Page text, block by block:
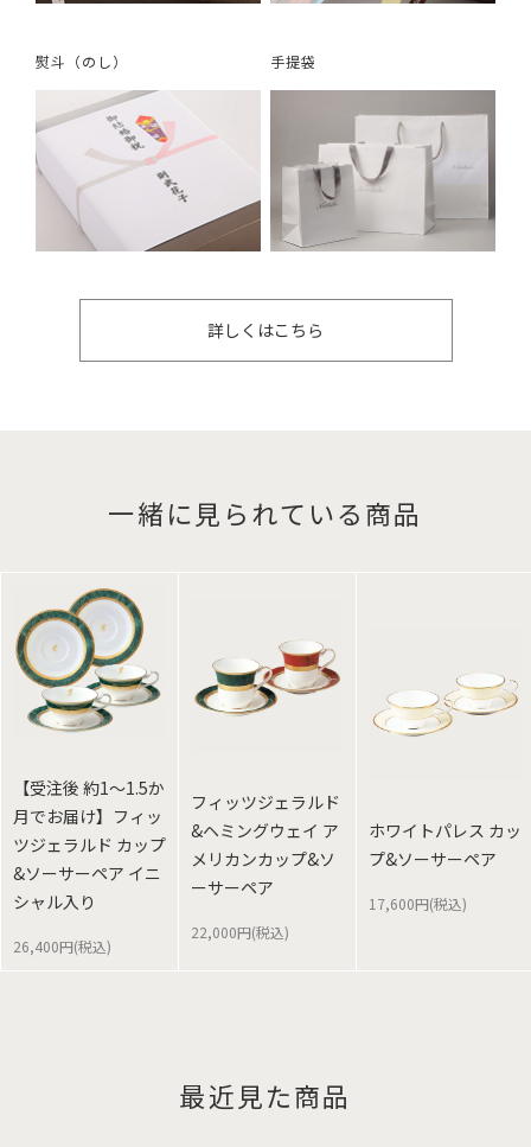
熨斗（のし） 手提袋
詳しくはこちら
一緒に見られている商品
【受注後 約1～1.5か
月でお届け】フィッ
ツジェラルド カップ
&ソーサーペア イニ
シャル入り
26,400円(税込)
フィッツジェラルド
&ヘミングウェイ ア
メリカンカップ&ソ
ーサーペア
22,000円(税込)
ホワイトパレス カッ
プ&ソーサーペア
17,600円(税込)
最近見た商品